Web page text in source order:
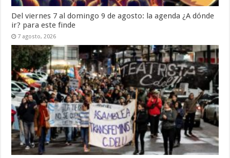
Del viernes 7 al domingo 9 de agosto: la agenda ¿A dónde
ir? para este finde
7 agosto, 2026